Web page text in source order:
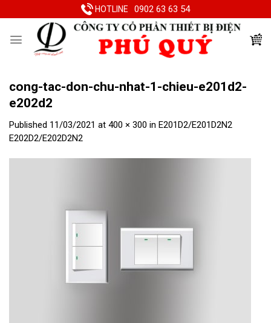
to
HOTLINE 0902 63 63 54
cong-tac-don-chu-nhat-1-chieu-e201d2-
e202d2
Published 11/03/2021 at 400 × 300 in E201D2/E201D2N2
E202D2/E202D2N2